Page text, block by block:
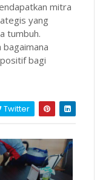
mitra
yang
tumbuh.
bagaimana
bagi
Twitter